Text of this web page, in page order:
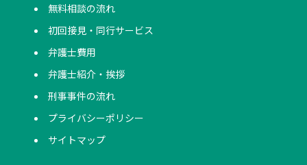
無料相談の流れ
初回接見・同行サービス
弁護士費用
弁護士紹介・挨拶
刑事事件の流れ
プライバシーポリシー
サイトマップ